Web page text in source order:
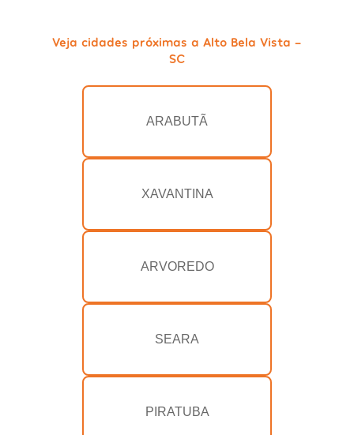
Veja cidades próximas a Alto Bela Vista -
SC
ARABUTÃ
XAVANTINA
ARVOREDO
SEARA
PIRATUBA